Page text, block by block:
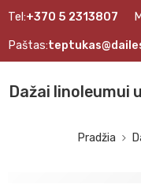
Tel:+370 5 2313807
Paštas:
Dažai linoleumui
Pradžia